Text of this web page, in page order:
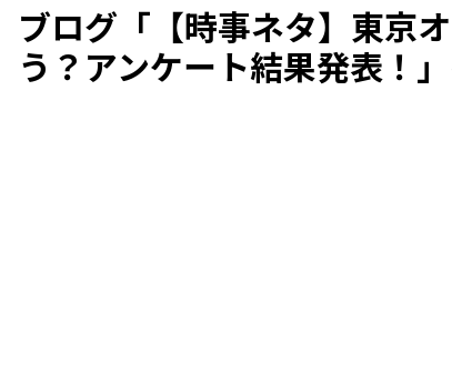
ブログ「【時事ネタ】東京
う？アンケート結果発表！